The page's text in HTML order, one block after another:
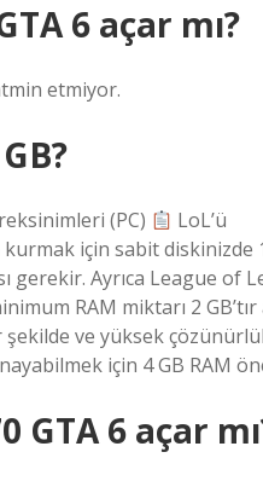
6 açar mı?
etmiyor.
(PC)
LoL’ü
kurmak için sabit diskinizde
gerekir. Ayrıca League of
RAM miktarı 2
şekilde ve yüksek
için 4 GB RAM
GTA 6 açar